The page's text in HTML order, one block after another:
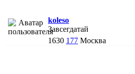
koleso
Завсегдатай
1630 177 Москва